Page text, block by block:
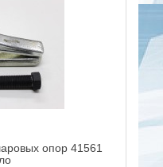
опор 41561